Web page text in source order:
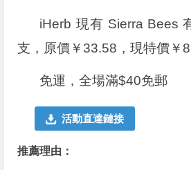
iHerb 現有 Sierra Bees
支，原價￥33.58，現特價￥
免運，全場滿$40免郵
活動直達鏈接
推薦理由：